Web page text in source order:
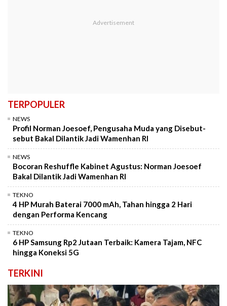
TERPOPULER
NEWS
Profil Norman Joesoef, Pengusaha Muda yang Disebut-
sebut Bakal Dilantik Jadi Wamenhan RI
NEWS
Bocoran Reshuffle Kabinet Agustus: Norman Joesoef
Bakal Dilantik Jadi Wamenhan RI
TEKNO
4 HP Murah Baterai 7000 mAh, Tahan hingga 2 Hari
dengan Performa Kencang
TEKNO
6 HP Samsung Rp2 Jutaan Terbaik: Kamera Tajam, NFC
hingga Koneksi 5G
TERKINI